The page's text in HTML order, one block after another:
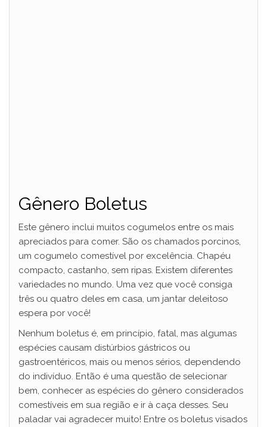
Gênero Boletus
Este gênero inclui muitos cogumelos entre os mais
apreciados para comer. São os chamados porcinos,
um cogumelo comestível por excelência. Chapéu
compacto, castanho, sem ripas. Existem diferentes
variedades no mundo. Uma vez que você consiga
três ou quatro deles em casa, um jantar deleitoso
espera por você!
Nenhum boletus é, em princípio, fatal, mas algumas
espécies causam distúrbios gástricos ou
gastroentéricos, mais ou menos sérios, dependendo
do indivíduo. Então é uma questão de selecionar
bem, conhecer as espécies do gênero considerados
comestíveis em sua região e ir à caça desses. Seu
paladar vai agradecer muito! Entre os boletus visados